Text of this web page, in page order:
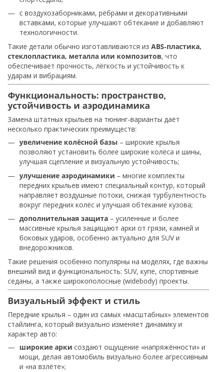
с воздухозаборниками, рёбрами и декоративными
вставками, которые улучшают обтекание и добавляют
технологичности.
Такие детали обычно изготавливаются из ABS‑пластика,
стеклопластика, металла или композитов, что
обеспечивает прочность, лёгкость и устойчивость к
ударам и вибрациям.
Функциональность: пространство,
устойчивость и аэродинамика
Замена штатных крыльев на тюнинг‑варианты даёт
несколько практических преимуществ:
увеличение колёсной базы – широкие крылья
позволяют установить более широкие колёса и шины,
улучшая сцепление и визуальную устойчивость;
улучшение аэродинамики – многие комплекты
передних крыльев имеют специальный контур, который
направляет воздушные потоки, снижая турбулентность
вокруг передних колёс и улучшая обтекание кузова;
дополнительная защита – усиленные и более
массивные крылья защищают арки от грязи, камней и
боковых ударов, особенно актуально для SUV и
внедорожников.
Такие решения особенно популярны на моделях, где важны
внешний вид и функциональность: SUV, купе, спортивные
седаны, а также широкополосные (widebody) проекты.
Визуальный эффект и стиль
Передние крылья – один из самых «масштабных» элементов
стайлинга, который визуально изменяет динамику и
характер авто:
широкие арки создают ощущение «напряжённости» и
мощи, делая автомобиль визуально более агрессивным
и «на взлёте»;